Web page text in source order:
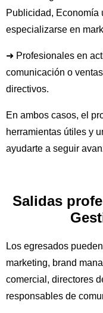
Publicidad, Economía
especializarse en
➜ Profesionales en
comunicación o
directivos.
En ambos casos, el
herramientas útiles y
ayudarte a seguir
Salidas
Los egresados
marketing, brand
comercial, directores
responsables de